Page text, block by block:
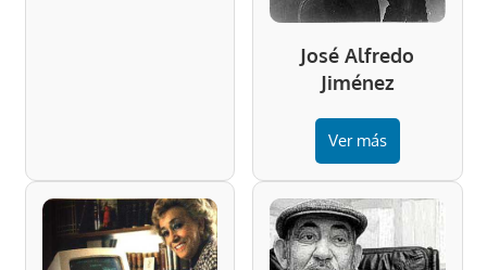
José Alfredo
Jiménez
Ver más